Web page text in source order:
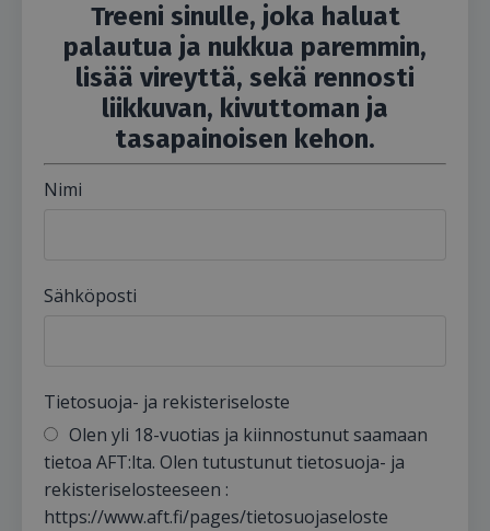
Treeni sinulle, joka haluat
palautua ja nukkua paremmin,
lisää vireyttä, sekä rennosti
liikkuvan, kivuttoman ja
tasapainoisen kehon.
Nimi
Sähköposti
Tietosuoja- ja rekisteriseloste
Olen yli 18-vuotias ja kiinnostunut saamaan
tietoa AFT:lta. Olen tutustunut tietosuoja- ja
rekisteriselosteeseen :
https://www.aft.fi/pages/tietosuojaseloste